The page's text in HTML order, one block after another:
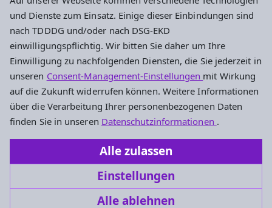
und Dienste zum Einsatz. Einige dieser Einbindungen sind
nach TDDDG und/oder nach DSG-EKD
einwilligungspflichtig. Wir bitten Sie daher um Ihre
Einwilligung zu nachfolgenden Diensten, die Sie jederzeit in
unseren Consent-Management-Einstellungen mit Wirkung
auf die Zukunft widerrufen können. Weitere Informationen
über die Verarbeitung Ihrer personenbezogenen Daten
finden Sie in unseren Datenschutzinformationen .
Alle zulassen
Einstellungen
Alle ablehnen
Newsletter entdecken
Evangelisches Dekanat Ingelheim-
Oppenheim
Am Hahnenbusch 14b
55268 Nieder-Olm
dekanat.ingelheim-oppenheim@ekhn.de